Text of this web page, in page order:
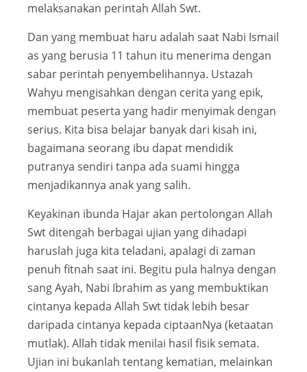
melaksanakan perintah Allah Swt.
Dan yang membuat haru adalah saat Nabi Ismail
as yang berusia 11 tahun itu menerima dengan
sabar perintah penyembelihannya. Ustazah
Wahyu mengisahkan dengan cerita yang epik,
membuat peserta yang hadir menyimak dengan
serius. Kita bisa belajar banyak dari kisah ini,
bagaimana seorang ibu dapat mendidik
putranya sendiri tanpa ada suami hingga
menjadikannya anak yang salih.
Keyakinan ibunda Hajar akan pertolongan Allah
Swt ditengah berbagai ujian yang dihadapi
haruslah juga kita teladani, apalagi di zaman
penuh fitnah saat ini. Begitu pula halnya dengan
sang Ayah, Nabi Ibrahim as yang membuktikan
cintanya kepada Allah Swt tidak lebih besar
daripada cintanya kepada ciptaanNya (ketaatan
mutlak). Allah tidak menilai hasil fisik semata.
Ujian ini bukanlah tentang kematian, melainkan